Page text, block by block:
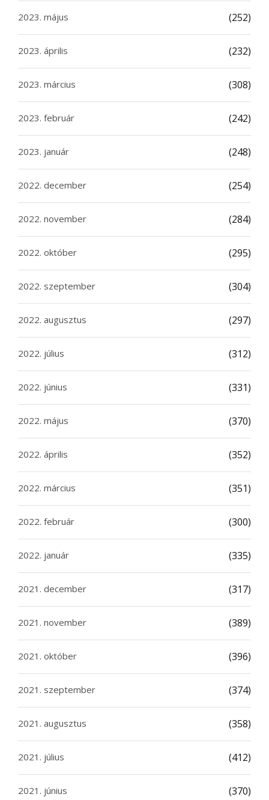
2023. május (252)
2023. április (232)
2023. március (308)
2023. február (242)
2023. január (248)
2022. december (254)
2022. november (284)
2022. október (295)
2022. szeptember (304)
2022. augusztus (297)
2022. július (312)
2022. június (331)
2022. május (370)
2022. április (352)
2022. március (351)
2022. február (300)
2022. január (335)
2021. december (317)
2021. november (389)
2021. október (396)
2021. szeptember (374)
2021. augusztus (358)
2021. július (412)
2021. június (370)